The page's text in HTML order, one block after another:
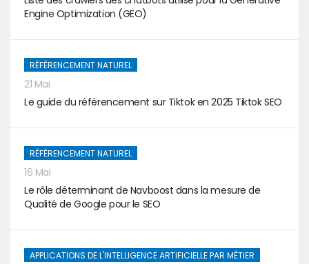
Engine Optimization (GEO)
RÉFÉRENCEMENT NATUREL
21 Mai
Le guide du référencement sur Tiktok en 2025 Tiktok SEO
RÉFÉRENCEMENT NATUREL
16 Mai
Le rôle déterminant de Navboost dans la mesure de
Qualité de Google pour le SEO
APPLICATIONS DE L'INTELLIGENCE ARTIFICIELLE PAR MÉTIER